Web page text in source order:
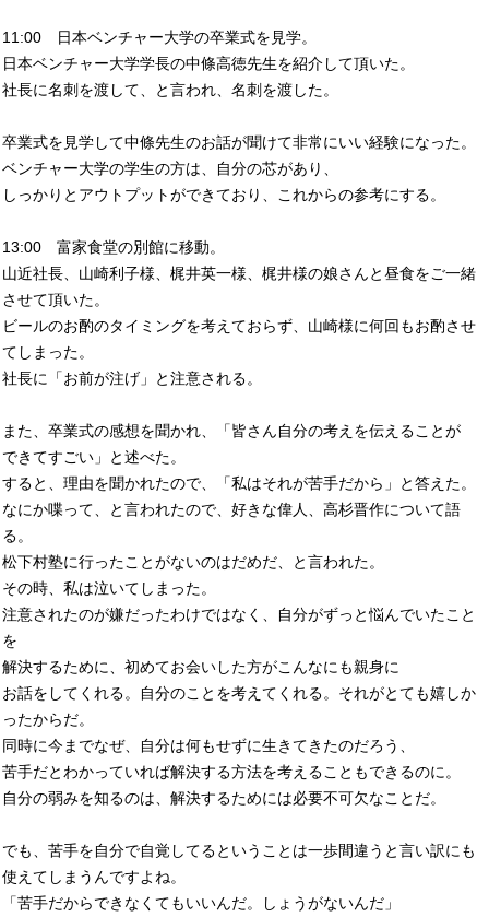
11:00 日本ベンチャー大学の卒業式を見学。
日本ベンチャー大学学長の中條高徳先生を紹介して頂いた。
社長に名刺を渡して、と言われ、名刺を渡した。
卒業式を見学して中條先生のお話が聞けて非常にいい経験になった。
ベンチャー大学の学生の方は、自分の芯があり、
しっかりとアウトプットができており、これからの参考にする。
13:00 富家食堂の別館に移動。
山近社長、山崎利子様、梶井英一様、梶井様の娘さんと昼食をご一緒
させて頂いた。
ビールのお酌のタイミングを考えておらず、山崎様に何回もお酌させ
てしまった。
社長に「お前が注げ」と注意される。
また、卒業式の感想を聞かれ、「皆さん自分の考えを伝えることが
できてすごい」と述べた。
すると、理由を聞かれたので、「私はそれが苦手だから」と答えた。
なにか喋って、と言われたので、好きな偉人、高杉晋作について語
る。
松下村塾に行ったことがないのはだめだ、と言われた。
その時、私は泣いてしまった。
注意されたのが嫌だったわけではなく、自分がずっと悩んでいたこと
を
解決するために、初めてお会いした方がこんなにも親身に
お話をしてくれる。自分のことを考えてくれる。それがとても嬉しか
ったからだ。
同時に今までなぜ、自分は何もせずに生きてきたのだろう、
苦手だとわかっていれば解決する方法を考えることもできるのに。
自分の弱みを知るのは、解決するためには必要不可欠なことだ。
でも、苦手を自分で自覚してるということは一歩間違うと言い訳にも
使えてしまうんですよね。
「苦手だからできなくてもいいんだ。しょうがないんだ」